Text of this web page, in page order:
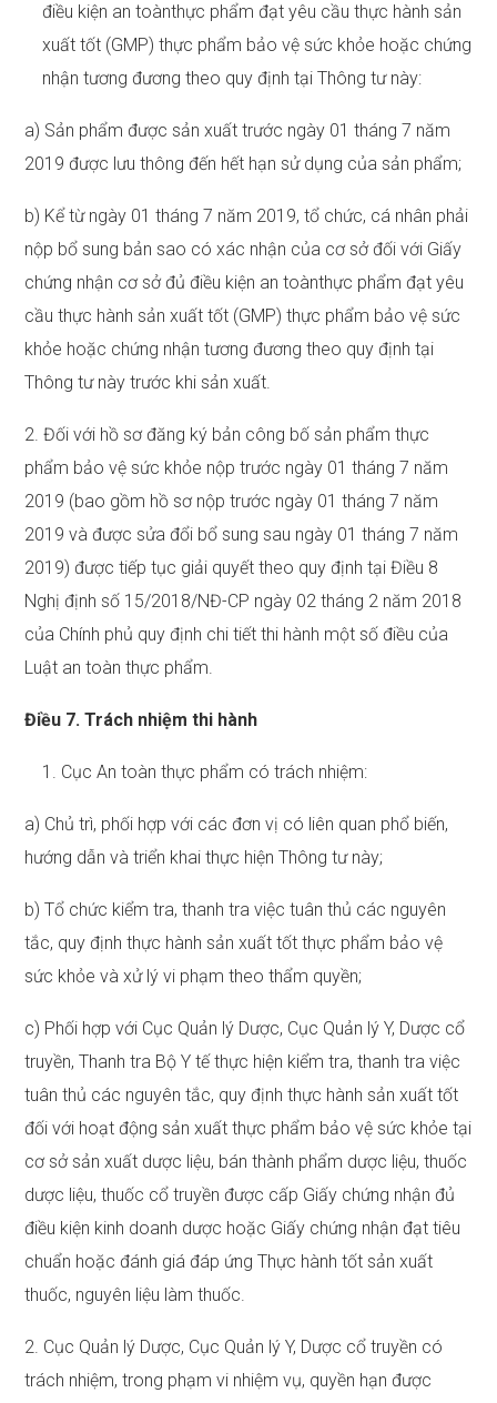
điều kiện an toànthực phẩm đạt yêu cầu thực hành sản
xuất tốt (GMP) thực phẩm bảo vệ sức khỏe hoặc chứng
nhận tương đương theo quy định tại Thông tư này:
a) Sản phẩm được sản xuất trước ngày 01 tháng 7 năm
2019 được lưu thông đến hết hạn sử dụng của sản phẩm;
b) Kể từ ngày 01 tháng 7 năm 2019, tổ chức, cá nhân phải
nộp bổ sung bản sao có xác nhận của cơ sở đối với Giấy
chứng nhận cơ sở đủ điều kiện an toànthực phẩm đạt yêu
cầu thực hành sản xuất tốt (GMP) thực phẩm bảo vệ sức
khỏe hoặc chứng nhận tương đương theo quy định tại
Thông tư này trước khi sản xuất.
2. Đối với hồ sơ đăng ký bản công bố sản phẩm thực
phẩm bảo vệ sức khỏe nộp trước ngày 01 tháng 7 năm
2019 (bao gồm hồ sơ nộp trước ngày 01 tháng 7 năm
2019 và được sửa đổi bổ sung sau ngày 01 tháng 7 năm
2019) được tiếp tục giải quyết theo quy định tại Điều 8
Nghị định số 15/2018/NĐ-CP ngày 02 tháng 2 năm 2018
của Chính phủ quy định chi tiết thi hành một số điều của
Luật an toàn thực phẩm.
Điều 7. Trách nhiệm thi hành
1. Cục An toàn thực phẩm có trách nhiệm:
a) Chủ trì, phối hợp với các đơn vị có liên quan phổ biến,
hướng dẫn và triển khai thực hiện Thông tư này;
b) Tổ chức kiểm tra, thanh tra việc tuân thủ các nguyên
tắc, quy định thực hành sản xuất tốt thực phẩm bảo vệ
sức khỏe và xử lý vi phạm theo thẩm quyền;
c) Phối hợp với Cục Quản lý Dược, Cục Quản lý Y, Dược cổ
truyền, Thanh tra Bộ Y tế thực hiện kiểm tra, thanh tra việc
tuân thủ các nguyên tắc, quy định thực hành sản xuất tốt
đối với hoạt động sản xuất thực phẩm bảo vệ sức khỏe tại
cơ sở sản xuất dược liệu, bán thành phẩm dược liệu, thuốc
dược liệu, thuốc cổ truyền được cấp Giấy chứng nhận đủ
điều kiện kinh doanh dược hoặc Giấy chứng nhận đạt tiêu
chuẩn hoặc đánh giá đáp ứng Thực hành tốt sản xuất
thuốc, nguyên liệu làm thuốc.
2. Cục Quản lý Dược, Cục Quản lý Y, Dược cổ truyền có
trách nhiệm, trong phạm vi nhiệm vụ, quyền hạn được